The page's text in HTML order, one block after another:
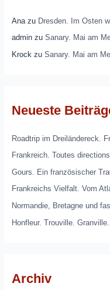
Anazu Dresden. Im Osten
adminzu Sanary. Mai am
Krock zu Sanary. Mai am
Neueste
Roadtrip im Dreiländereck.
Frankreich. Toutes
Gours. Ein französischer
Frankreichs Vielfalt. Vom
Normandie, Bretagne und
Honfleur. Trouville.
Archiv